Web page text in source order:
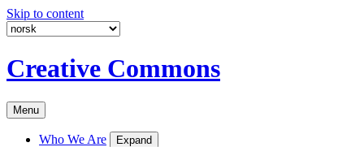
Skip to content
Creative Commons
Menu
Who We Are Expand